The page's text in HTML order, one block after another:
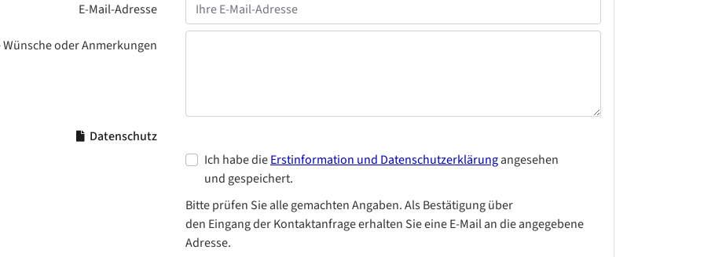
E-Mail-Adresse
oder Anmerkungen
Datenschutz
Ich habe dieErstinformation und Datenschutzerklärungangesehen
und gespeichert.
Bitte prüfen Sie alle gemachten Angaben. Als Bestätigung über
den Eingang der Kontaktanfrage erhalten Sie eine E-Mail an die angegebene
Adresse.